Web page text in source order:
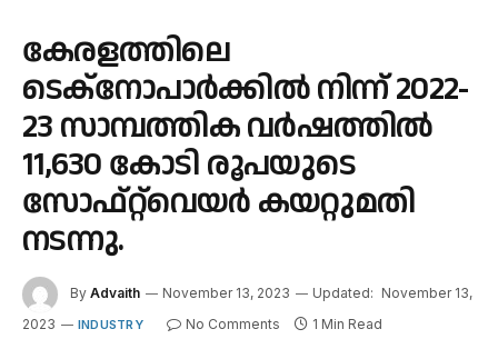
കേരളത്തിലെ
ടെക്‌നോപാർക്കിൽ നിന്ന് 2022-
23 സാമ്പത്തിക വർഷത്തിൽ
11,630 കോടി രൂപയുടെ
സോഫ്‌റ്റ്‌വെയർ കയറ്റുമതി
നടന്നു.
By Advaith November 13, 2023 Updated: November 13,
2023
INDUSTRY No Comments 1 Min Read